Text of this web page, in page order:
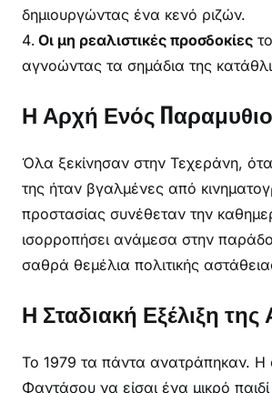
δημιουργώντας ένα κενό ριζών.
Οι μη ρεαλιστικές προσδοκίες
αγνοώντας τα σημάδια της
Η Αρχή Ενός
Όλα ξεκίνησαν στην Τεχεράνη,
της ήταν βγαλμένες από
προστασίας συνέθεταν την
ισορροπήσει ανάμεσα στην
σαθρά θεμέλια πολιτικής
Η Σταδιακή Εξέλιξη
Το 1979 τα πάντα ανατράπηκαν. Η
Φαντάσου να είσαι ένα μικρό